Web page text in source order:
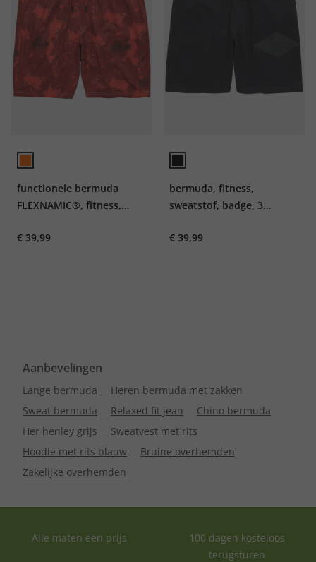
functionele bermuda
FLEXNAMIC®, fitness,
tot 7XL
€ 39,99
bermuda, fitness,
sweatstof, badge, 3
€ 39,99
Aanbevelingen
Lange bermuda
Heren bermuda met zakken
Sweat bermuda
Relaxed fit jean
Chino bermuda
Her henley grijs
Sweatvest met rits
Hoodie met rits blauw
Bruine overhemden
Zakelijke overhemden
Alle maten één prijs
100 dagen kosteloos
terugsturen